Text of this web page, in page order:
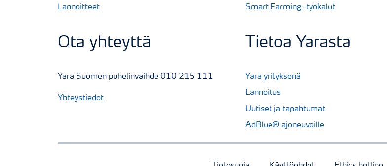
Lannoitteet Smart Farming -työkalut
Ota yhteyttä
Yara Suomen puhelinvaihde 010 215 111
Yhteystiedot
Tietoa Yarasta
Yara yrityksenä
Lannoitus
Uutiset ja tapahtumat
AdBlue® ajoneuvoille